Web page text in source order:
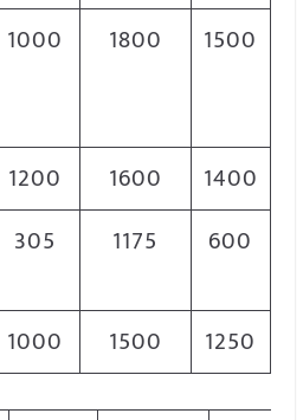
1000 1800 1500
1200 1600
1400
305 1175 600
1000 1500 1250